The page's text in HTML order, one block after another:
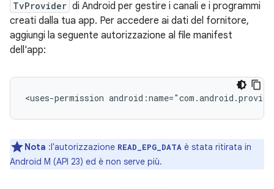
TvProvider di Android per gestire i canali e i programmi
creati dalla tua app. Per accedere ai dati del fornitore,
aggiungi la seguente autorizzazione al file manifest
dell'app:
<uses-permission
Nota :l'autorizzazione READ_EPG_DATA è stata ritirata in
Android M (API 23) ed è non serve più.